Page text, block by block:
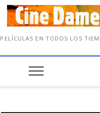
PELÍCULAS EN TODOS LOS